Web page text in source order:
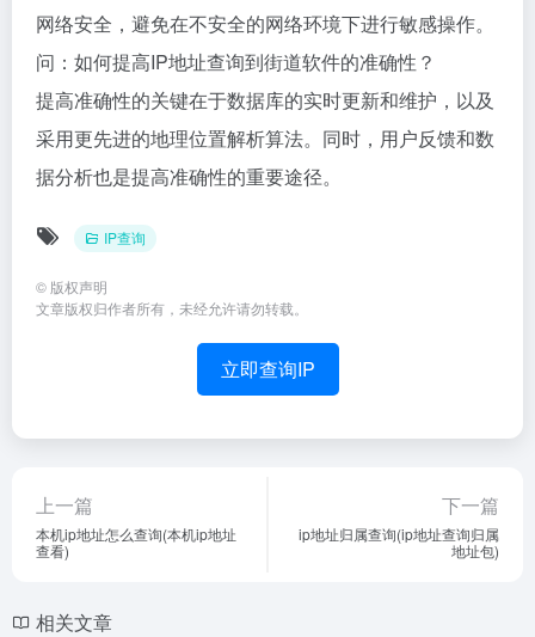
网络安全，避免在不安全的网络环境下进行敏感操作。
问：如何提高IP地址查询到街道软件的准确性？
提高准确性的关键在于数据库的实时更新和维护，以及
采用更先进的地理位置解析算法。同时，用户反馈和数
据分析也是提高准确性的重要途径。
IP查询
© 版权声明
文章版权归作者所有，未经允许请勿转载。
立即查询IP
上一篇
本机ip地址怎么查询(本机ip地址
查看)
下一篇
ip地址归属查询(ip地址查询归属
地址包)
相关文章